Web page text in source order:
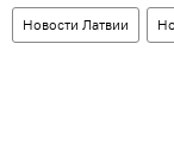
Новости Латвии